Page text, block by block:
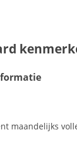
maandelijks